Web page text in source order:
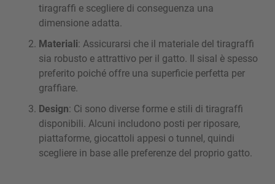
tiragraffi e scegliere di conseguenza una
dimensione adatta.
Materiali: Assicurarsi che il materiale del tiragraffi
sia robusto e attrattivo per il gatto. Il sisal è spesso
preferito poiché offre una superficie perfetta per
graffiare.
Design: Ci sono diverse forme e stili di tiragraffi
disponibili. Alcuni includono posti per riposare,
piattaforme, giocattoli appesi o tunnel, quindi
scegliere in base alle preferenze del proprio gatto.